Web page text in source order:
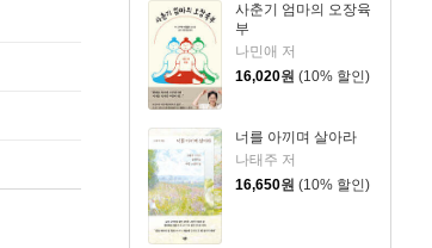
사춘기 엄마의 오장육
부
나민애 저
16,020원 (10% 할인)
너를 아끼며 살아라
나태주 저
16,650원 (10% 할인)